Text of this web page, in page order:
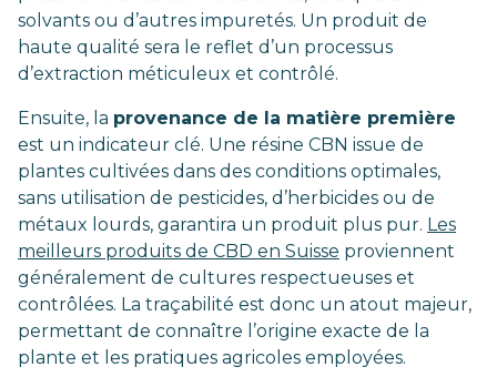
solvants ou d’autres impuretés. Un produit de
haute qualité sera le reflet d’un processus
d’extraction méticuleux et contrôlé.
Ensuite, la provenance de la matière première
est un indicateur clé. Une résine CBN issue de
plantes cultivées dans des conditions optimales,
sans utilisation de pesticides, d’herbicides ou de
métaux lourds, garantira un produit plus pur. Les
meilleurs produits de CBD en Suisse proviennent
généralement de cultures respectueuses et
contrôlées. La traçabilité est donc un atout majeur,
permettant de connaître l’origine exacte de la
plante et les pratiques agricoles employées.